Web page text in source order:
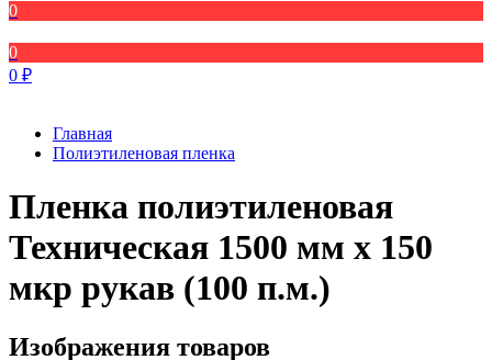
0
0
0 ₽
Главная
Полиэтиленовая пленка
Пленка полиэтиленовая
Техническая 1500 мм x 150
мкр рукав (100 п.м.)
Изображения товаров